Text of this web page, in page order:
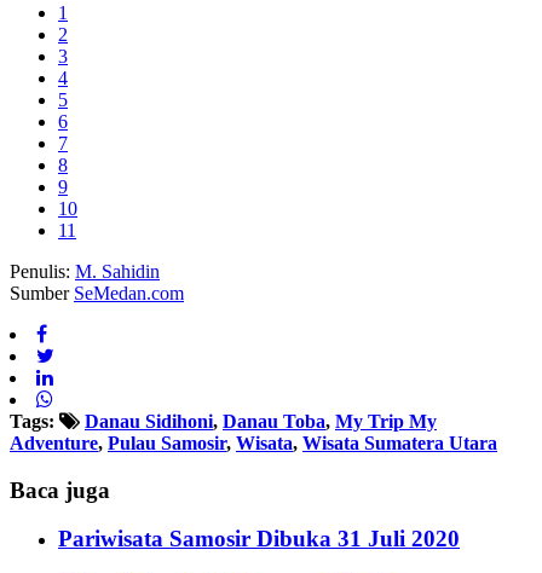
1
2
3
4
5
6
7
8
9
10
11
Penulis: M. Sahidin
Sumber SeMedan.com
Tags: Danau Sidihoni, Danau Toba, My Trip My
Adventure, Pulau Samosir, Wisata, Wisata Sumatera Utara
Baca juga
Pariwisata Samosir Dibuka 31 Juli 2020